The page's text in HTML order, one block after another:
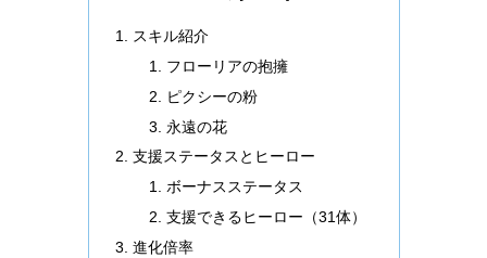
スキル紹介
フローリアの抱擁
ピクシーの粉
永遠の花
支援ステータスとヒーロー
ボーナスステータス
支援できるヒーロー（31体）
進化倍率